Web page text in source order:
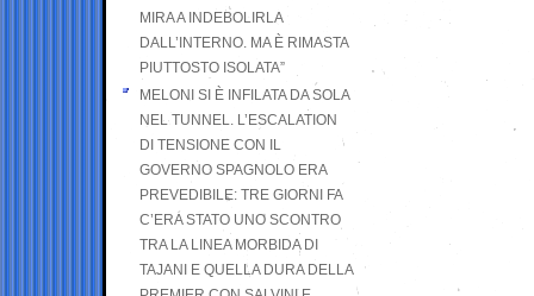
MIRA A INDEBOLIRLA
DALL’INTERNO. MA È RIMASTA
PIUTTOSTO ISOLATA”
MELONI SI È INFILATA DA SOLA
NEL TUNNEL. L’ESCALATION
DI TENSIONE CON IL
GOVERNO SPAGNOLO ERA
PREVEDIBILE: TRE GIORNI FA
C’ERA STATO UNO SCONTRO
TRA LA LINEA MORBIDA DI
TAJANI E QUELLA DURA DELLA